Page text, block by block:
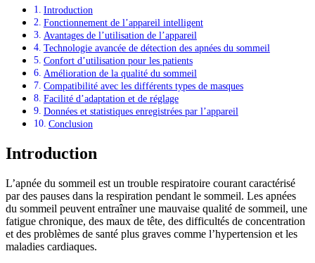
Introduction
Fonctionnement de l’appareil intelligent
Avantages de l’utilisation de l’appareil
Technologie avancée de détection des apnées du sommeil
Confort d’utilisation pour les patients
Amélioration de la qualité du sommeil
Compatibilité avec les différents types de masques
Facilité d’adaptation et de réglage
Données et statistiques enregistrées par l’appareil
Conclusion
Introduction
L’apnée du sommeil est un trouble respiratoire courant caractérisé
par des pauses dans la respiration pendant le sommeil. Les apnées
du sommeil peuvent entraîner une mauvaise qualité de sommeil, une
fatigue chronique, des maux de tête, des difficultés de concentration
et des problèmes de santé plus graves comme l’hypertension et les
maladies cardiaques.